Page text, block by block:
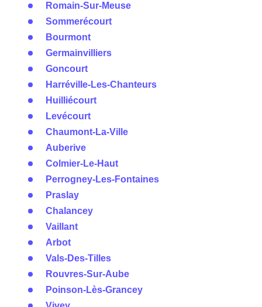
Romain-Sur-Meuse
Sommerécourt
Bourmont
Germainvilliers
Goncourt
Harréville-Les-Chanteurs
Huilliécourt
Levécourt
Chaumont-La-Ville
Auberive
Colmier-Le-Haut
Perrogney-Les-Fontaines
Praslay
Chalancey
Vaillant
Arbot
Vals-Des-Tilles
Rouvres-Sur-Aube
Poinson-Lès-Grancey